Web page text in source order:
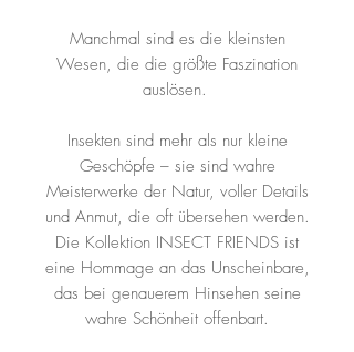
Manchmal sind es die kleinsten
Wesen, die die größte Faszination
auslösen.
Insekten sind mehr als nur kleine
Geschöpfe – sie sind wahre
Meisterwerke der Natur, voller Details
und Anmut, die oft übersehen werden.
Die Kollektion INSECT FRIENDS ist
eine Hommage an das Unscheinbare,
das bei genauerem Hinsehen seine
wahre Schönheit offenbart.